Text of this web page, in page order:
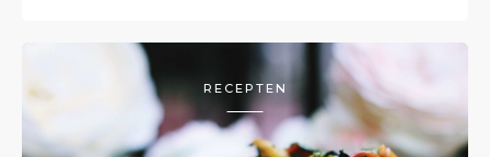
RECEPTEN